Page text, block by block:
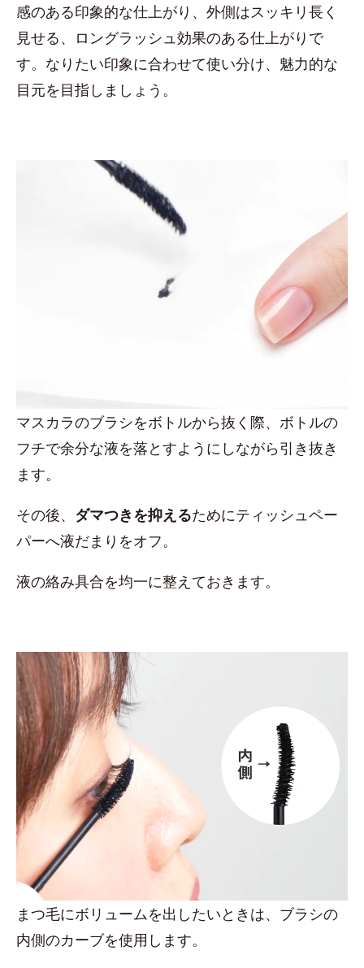
感のある印象的な仕上がり、外側はスッキリ長く
見せる、ロングラッシュ効果のある仕上がりで
す。なりたい印象に合わせて使い分け、魅力的な
目元を目指しましょう。
マスカラのブラシをボトルから抜く際、ボトルの
フチで余分な液を落とすようにしながら引き抜き
ます。
その後、 ダマつきを抑えるためにティッシュペー
パーへ液だまりをオフ。
液の絡み具合を均一に整えておきます。
まつ毛にボリュームを出したいときは、ブラシの
内側のカーブを使用します。